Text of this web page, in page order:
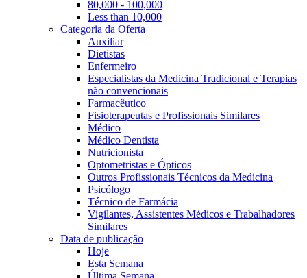
80,000 - 100,000
Less than 10,000
Categoria da Oferta
Auxiliar
Dietistas
Enfermeiro
Especialistas da Medicina Tradicional e Terapias
não convencionais
Farmacêutico
Fisioterapeutas e Profissionais Similares
Médico
Médico Dentista
Nutricionista
Optometristas e Ópticos
Outros Profissionais Técnicos da Medicina
Psicólogo
Técnico de Farmácia
Vigilantes, Assistentes Médicos e Trabalhadores
Similares
Data de publicação
Hoje
Esta Semana
Última Semana